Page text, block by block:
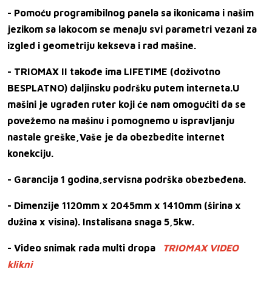
- Pomoću programibilnog panela sa ikonicama i našim
jezikom sa lakocom se menaju svi parametri vezani za
izgled i geometriju kekseva i rad mašine.
- TRIOMAX II takođe ima LIFETIME (doživotno
BESPLATNO) daljinsku podršku putem interneta.U
mašini je ugrađen ruter koji će nam omogućiti da se
povežemo na mašinu i pomognemo u ispravljanju
nastale greške,Vaše je da obezbedite internet
konekciju.
- Garancija 1 godina,servisna podrška obezbeđena.
- Dimenzije 1120mm x 2045mm x 1410mm (širina x
dužina x visina). Instalisana snaga 5,5kw.
- Video snimak rada multi dropa
TRIOMAX VIDEO
klikni